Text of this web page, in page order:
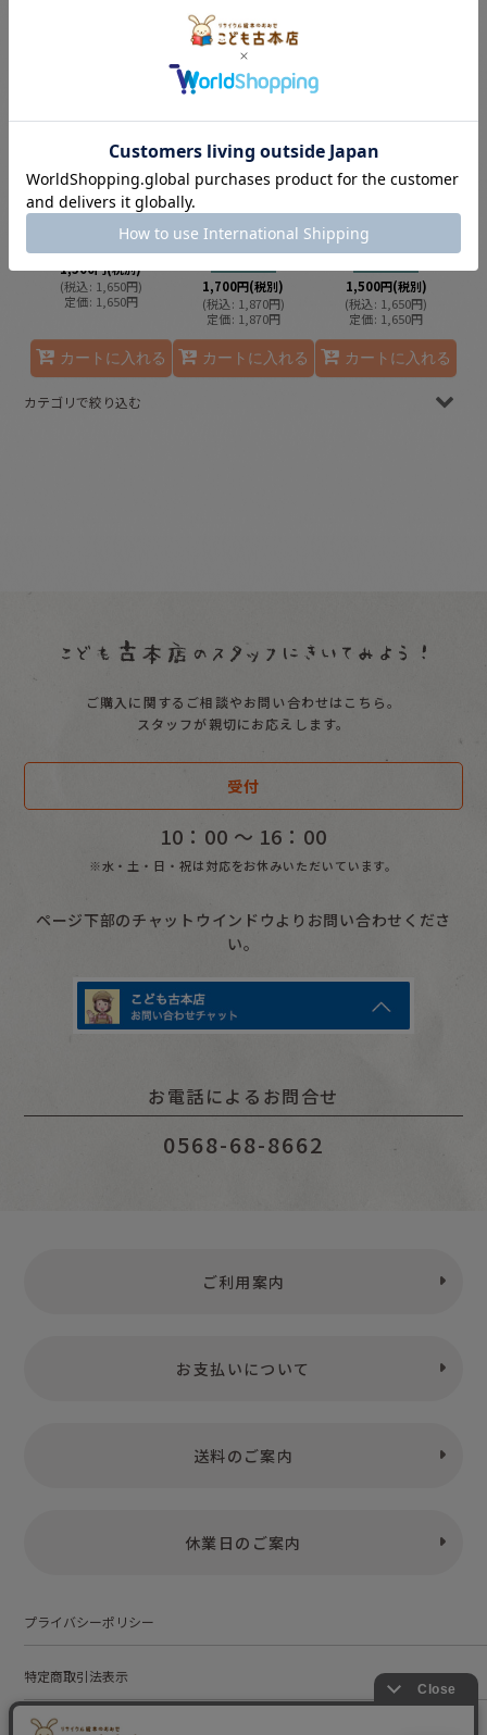
カートに入れる
どうぶつ たくはい
びん【新品】/
1,500円(税別)
(税込: 1,650円)
定価: 1,650円
カートに入れる
はなまるうんこ と
こまったうんこ【新
品】/
1,700円(税別)
(税込: 1,870円)
定価: 1,870円
カートに入れる
っきりキャンプ！
【新品】/
1,500円(税別)
(税込: 1,650円)
定価: 1,650円
カートに入れる
カテゴリで絞り込む
絵本４〜６歳向け
絵本６歳〜向け
聞かせ屋。けいたろう
ご購入に関するご相談やお問い合わせはこちら。
スタッフが親切にお応えします。
受付
10：00 〜 16：00
※水・土・日・祝は対応をお休みいただいています。
ページ下部のチャットウインドウよりお問い合わせくださ
い。
お電話によるお問合せ
0568-68-8662
ご利用案内
お支払いについて
送料のご案内
休業日のご案内
プライバシーポリシー
特定商取引法表示
お問い合わせ